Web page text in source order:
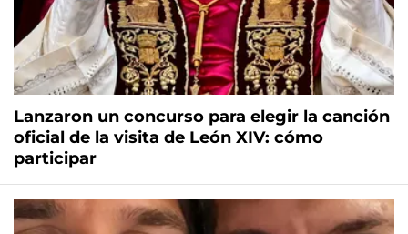
Lanzaron un concurso para elegir la canción
oficial de la visita de León XIV: cómo
participar